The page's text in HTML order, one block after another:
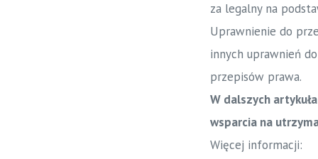
za legalny na
Uprawnienie do
innych uprawnień
przepisów prawa.
W dalszych
wsparcia na
Więcej informacji: